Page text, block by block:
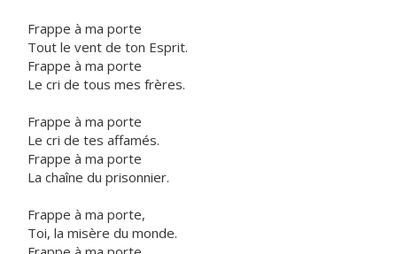
Frappe à ma porte
Tout le vent de ton Esprit.
Frappe à ma porte
Le cri de tous mes frères.
Frappe à ma porte
Le cri de tes affamés.
Frappe à ma porte
La chaîne du prisonnier.
Frappe à ma porte,
Toi, la misère du monde.